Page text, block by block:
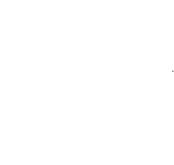
.